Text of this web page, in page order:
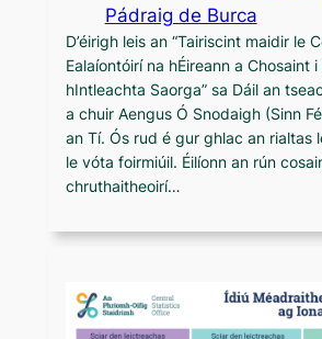
Pádraig de Burca
D’éirigh leis an “Tairiscint maidir le
Ealaíontóirí na hÉireann a Chosaint i
hIntleachta Saorga” sa Dáil an
a chuir Aengus Ó Snodaigh (Sinn
an Tí. Ós rud é gur ghlac an rialtas
le vóta foirmiúil. Éilíonn an rún
chruthaitheoirí…